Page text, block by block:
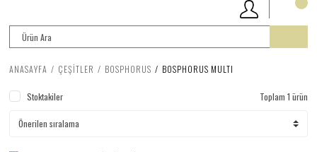
ANASAYFA ÇEŞİTLER BOSPHORUS BOSPHORUS MULTI
Stoktakiler Toplam 1 ürün